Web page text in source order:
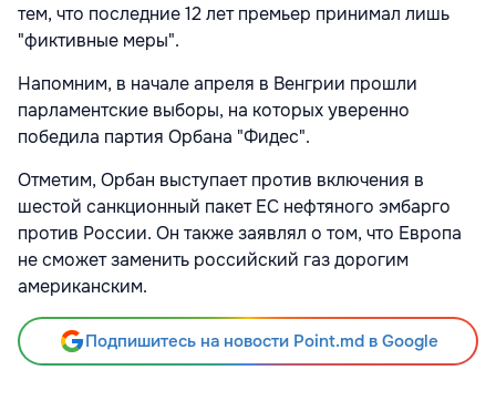
тем, что последние 12 лет премьер принимал лишь
"фиктивные меры".
Напомним, в начале апреля в Венгрии прошли
парламентские выборы, на которых уверенно
победила партия Орбана "Фидес".
Отметим, Орбан выступает против включения в
шестой санкционный пакет ЕС нефтяного эмбарго
против России. Он также заявлял о том, что Европа
не сможет заменить российский газ дорогим
американским.
Подпишитесь на новости Point.md в Google